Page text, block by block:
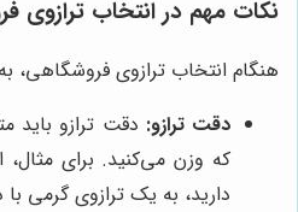
نکات مهم در انتخاب ترازوی
هنگام انتخاب ترازوی فروشگاهی،
دقت ترازو: دقت ترازو باید
که وزن می‌کنید. برای مثال،
دارید، به یک ترازوی گرمی با